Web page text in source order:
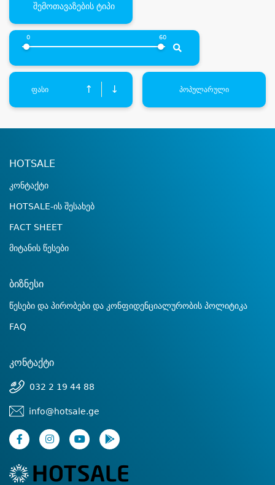
შემოთავაზების ტიპი
0 60
ფასი ↑ ↓ პოპულარული
HOTSALE
კონტაქტი
HOTSALE-ის შესახებ
FACT SHEET
მიტანის წესები
ბიზნესი
წესები და პირობები და კონფიდენციალურობის პოლიტიკა
FAQ
კონტაქტი
032 2 19 44 88
info@hotsale.ge